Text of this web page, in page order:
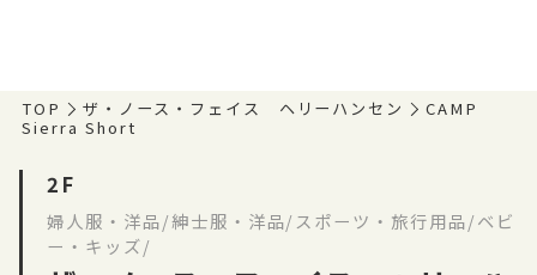
TOP ザ・ノース・フェイス ヘリーハンセン
CAMP
Sierra Short
2F
婦人服・洋品/紳士服・洋品/スポーツ・旅行用品/ベビ
ー・キッズ/